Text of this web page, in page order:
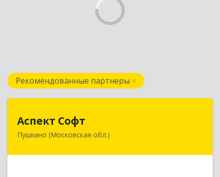
Рекомендованные партнеры
Аспект Софт
Пушкино (Московская обл.)
141205, Московская обл, Пушкинский р-н,